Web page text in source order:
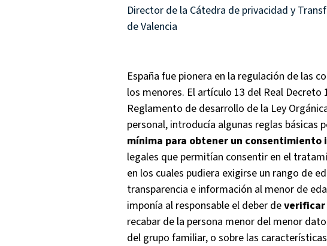
Director de la Cátedra de privacidad y
de Valencia
España fue pionera en la regulación de las
los menores. El artículo 13 del Real
Reglamento de desarrollo de la Ley
personal, introducía algunas reglas básicas
mínima para obtener un
legales que permitían consentir en el
en los cuales pudiera exigirse un rango de
transparencia e información al menor de
imponía al responsable el deber deverificar
recabar de la persona menor del menor
del grupo familiar, o sobre las